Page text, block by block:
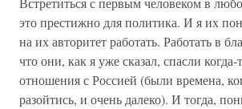
это престижно для политика. И я их
на их авторитет работать. Работать в
что они, как я уже сказал, спасли
отношения с Россией (были времена,
разойтись, и очень далеко). И тогда,